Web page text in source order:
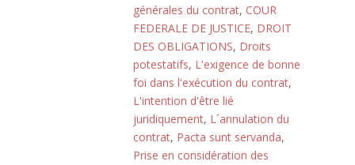
générales du contrat, COUR
FEDERALE DE JUSTICE, DROIT
DES OBLIGATIONS, Droits
potestatifs, L'exigence de bonne
foi dans l'exécution du contrat,
L'intention d'être lié
juridiquement, L´annulation du
contrat, Pacta sunt servanda,
Prise en considération des